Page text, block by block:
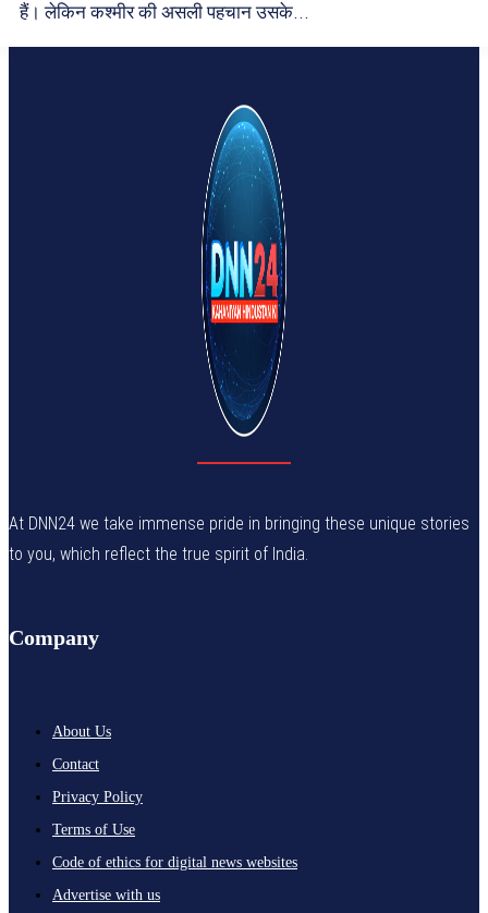
हैं। लेकिन कश्मीर की असली पहचान उसके...
At DNN24 we take immense pride in bringing these unique stories
to you, which reflect the true spirit of India.
Company
About Us
Contact
Privacy Policy
Terms of Use
Code of ethics for digital news websites
Advertise with us